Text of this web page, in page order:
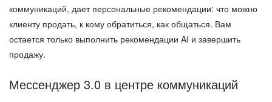
коммуникаций, дает персональные рекомендации: что можно
клиенту продать, к кому обратиться, как общаться. Вам
остается только выполнить рекомендации AI и завершить
продажу.
Мессенджер 3.0 в центре коммуникаций